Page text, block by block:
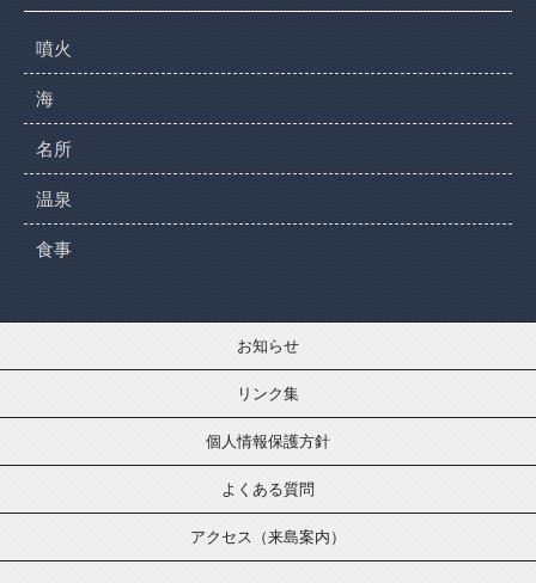
噴火
海
名所
温泉
食事
お知らせ
リンク集
個人情報保護方針
よくある質問
アクセス（来島案内）